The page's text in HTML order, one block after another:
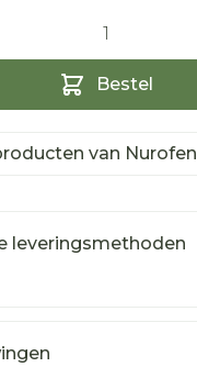
Bestel
van Nurofen
leveringsmethoden